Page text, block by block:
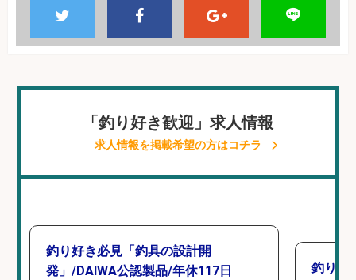
「釣り好き歓迎」求人情報
求人情報を掲載希望の方はコチラ
釣り好き必見「釣具の設計開
発」/DAIWA公認製品/年休117日
釣り具